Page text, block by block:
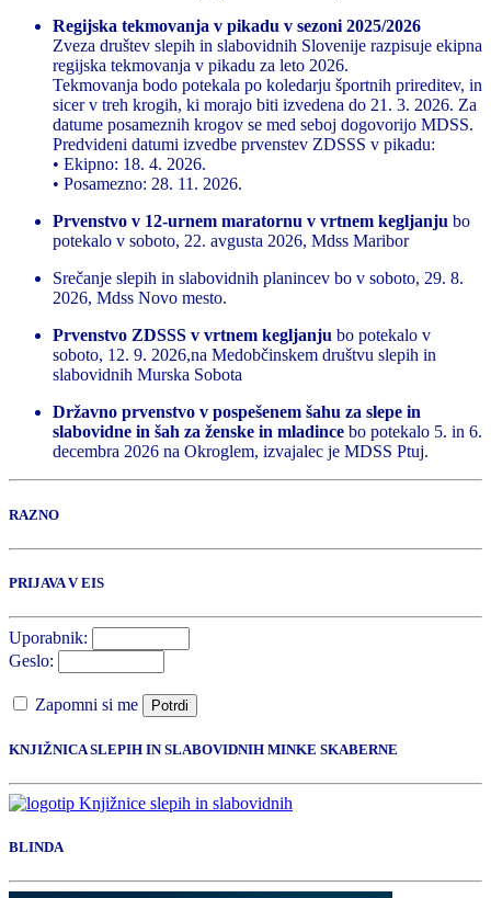
Regijska tekmovanja v pikadu v sezoni 2025/2026
Zveza društev slepih in slabovidnih Slovenije razpisuje ekipna
regijska tekmovanja v pikadu za leto 2026.
Tekmovanja bodo potekala po koledarju športnih prireditev, in
sicer v treh krogih, ki morajo biti izvedena do 21. 3. 2026. Za
datume posameznih krogov se med seboj dogovorijo MDSS.
Predvideni datumi izvedbe prvenstev ZDSSS v pikadu:
• Ekipno: 18. 4. 2026.
• Posamezno: 28. 11. 2026.
Prvenstvo v 12-urnem maratornu v vrtnem kegljanju bo
potekalo v soboto, 22. avgusta 2026, Mdss Maribor
Srečanje slepih in slabovidnih planincev bo v soboto, 29. 8.
2026, Mdss Novo mesto.
Prvenstvo ZDSSS v vrtnem kegljanju bo potekalo v
soboto, 12. 9. 2026,na Medobčinskem društvu slepih in
slabovidnih Murska Sobota
Državno prvenstvo v pospešenem šahu za slepe in
slabovidne in šah za ženske in mladince bo potekalo 5. in 6.
decembra 2026 na Okroglem, izvajalec je MDSS Ptuj.
RAZNO
PRIJAVA V EIS
Uporabnik:
Geslo:
Zapomni si me Potrdi
KNJIŽNICA SLEPIH IN SLABOVIDNIH MINKE SKABERNE
BLINDA